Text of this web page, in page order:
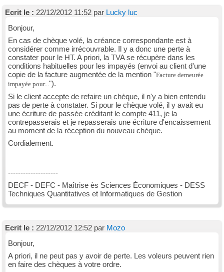
Ecrit le : 22/12/2012 11:52 par Lucky luc
Bonjour,
En cas de chèque volé, la créance correspondante est à
considérer comme irrécouvrable. Il y a donc une perte à
constater pour le HT. A priori, la TVA se récupère dans les
conditions habituelles pour les impayés (envoi au client d'une
copie de la facture augmentée de la mention "Facture demeurée
impayée pour...").
Si le client accepte de refaire un chèque, il n'y a bien entendu
pas de perte à constater. Si pour le chèque volé, il y avait eu
une écriture de passée créditant le compte 411, je la
contrepasserais et je repasserais une écriture d'encaissement
au moment de la réception du nouveau chèque.
Cordialement.
--------------------
DECF - DEFC - Maîtrise ès Sciences Économiques - DESS
Techniques Quantitatives et Informatiques de Gestion
Ecrit le : 22/12/2012 12:52 par Mozo
Bonjour,
A priori, il ne peut pas y avoir de perte. Les voleurs peuvent rien
en faire des chèques à votre ordre.